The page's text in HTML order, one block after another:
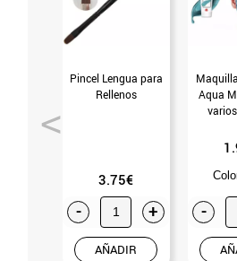
Pincel Lengua para
Rellenos
3.75€
- +
AÑADIR
Aqua
-